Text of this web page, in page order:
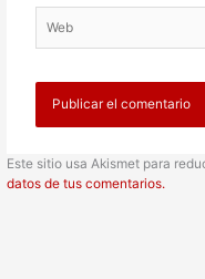
Este sitio usa Akismet para
datos de tus comentarios.